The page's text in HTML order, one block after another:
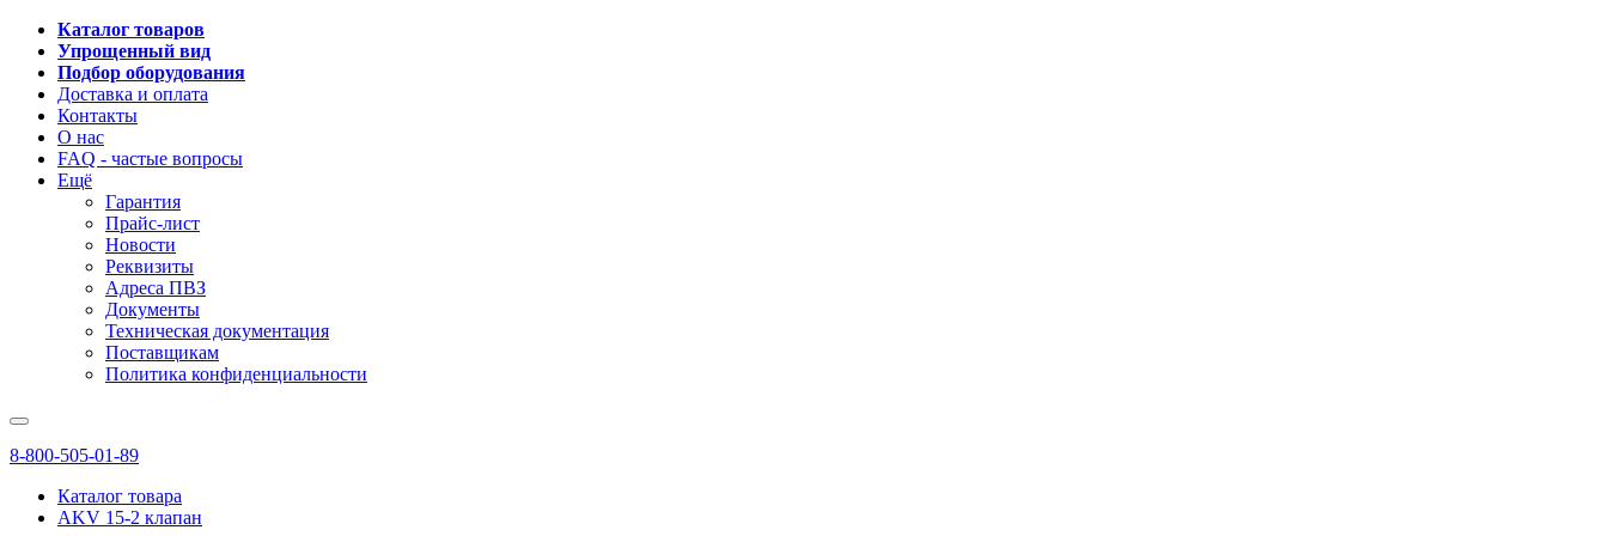
Каталог товаров
Упрощенный вид
Подбор оборудования
Доставка и оплата
Контакты
О нас
FAQ - частые вопросы
Ещё
Гарантия
Прайс-лист
Новости
Реквизиты
Адреса ПВЗ
Документы
Техническая документация
Поставщикам
Политика конфиденциальности
8-800-505-01-89
Каталог товара
AKV 15-2 клапан